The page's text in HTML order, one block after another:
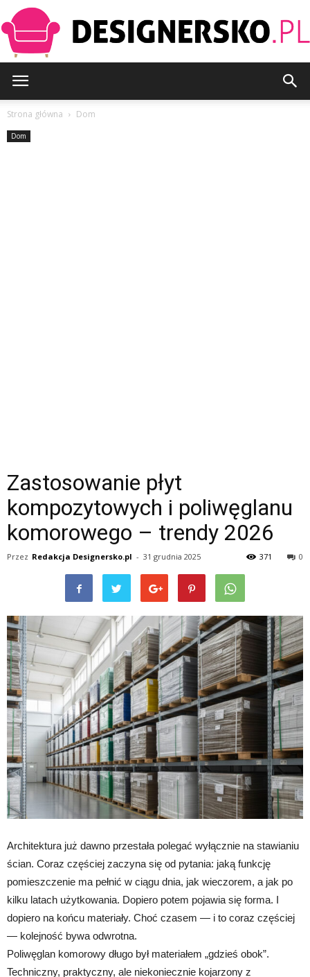
Strona główna Dom
Dom
Zastosowanie płyt
kompozytowych i poliwęglanu
komorowego – trendy 2026
Przez Redakcja Designersko.pl - 31 grudnia 2025 0
371
Architektura już dawno przestała polegać wyłącznie na stawianiu
ścian. Coraz częściej zaczyna się od pytania: jaką funkcję
pomieszczenie ma pełnić w ciągu dnia, jak wieczorem, a jak po
kilku latach użytkowania. Dopiero potem pojawia się forma. I
dopiero na końcu materiały. Choć czasem — i to coraz częściej
— kolejność bywa odwrotna.
Poliwęglan komorowy długo był materiałem „gdzieś obok”.
Techniczny, praktyczny, ale niekoniecznie kojarzony z